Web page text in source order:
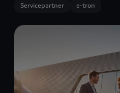
Servicepartner e-tron